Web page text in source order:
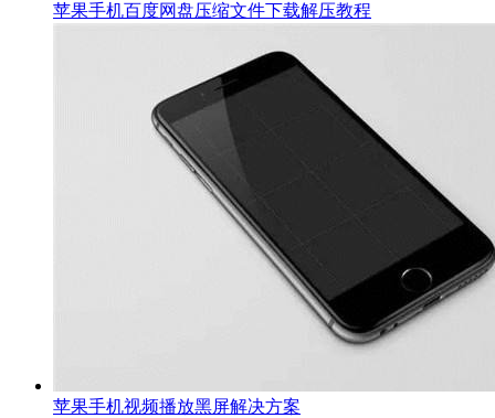
苹果手机百度网盘压缩文件下载解压教程
苹果手机视频播放黑屏解决方案